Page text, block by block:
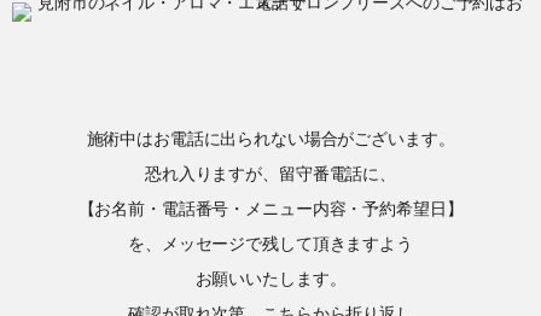
施術中はお電話に出られない場合がございます。
恐れ入りますが、留守番電話に、
【お名前・電話番号・メニュー内容・予約希望日】
を、メッセージで残して頂きますよう
お願いいたします。